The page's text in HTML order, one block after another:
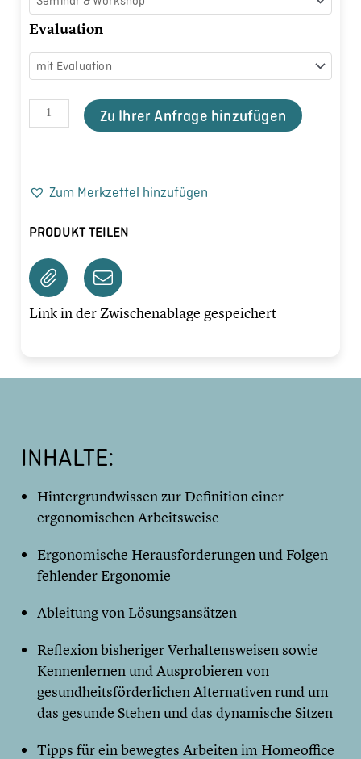
Evaluation
Zu Ihrer Anfrage hinzufügen
Zum Merkzettel hinzufügen
PRODUKT TEILEN
Link in der Zwischenablage gespeichert
INHALTE:
Hintergrundwissen zur Definition einer
ergonomischen Arbeitsweise
Ergonomische Herausforderungen und Folgen
fehlender Ergonomie
Ableitung von Lösungsansätzen
Reflexion bisheriger Verhaltensweisen sowie
Kennenlernen und Ausprobieren von
gesundheitsförderlichen Alternativen rund um
das gesunde Stehen und das dynamische Sitzen
Tipps für ein bewegtes Arbeiten im Homeoffice